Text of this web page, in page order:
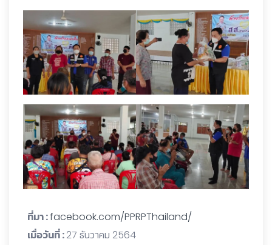
ที่มา :facebook.com/PPRPThailand/
เมื่อวันที่ :27 ธันวาคม 2564